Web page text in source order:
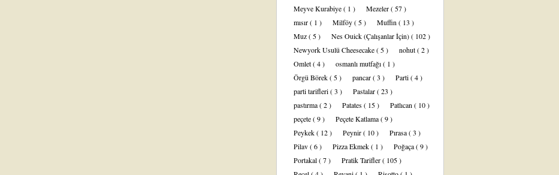
Meyve Kurabiye( 1 ) Mezeler( 57 )
mısır( 1 ) Milföy( 5 ) Muffin ( 13 )
Muz( 5 ) Nes Ouick (Çalışanlar İçin)( 102 )
Newyork Usulü Cheesecake( 5 ) nohut( 2 )
Omlet( 4 ) osmanlı mutfağı( 1 )
Örgü Börek( 5 ) pancar( 3 ) Parti( 4 )
parti tarifleri( 3 ) Pastalar( 23 )
pastırma( 2 ) Patates( 15 ) Patlıcan ( 10 )
peçete( 9 ) Peçete Katlama( 9 )
Peykek( 12 ) Peynir( 10 ) Pırasa( 3 )
Pilav( 6 ) Pizza Ekmek( 1 ) Poğaça( 9 )
Portakal( 7 ) Pratik Tarifler( 105 )